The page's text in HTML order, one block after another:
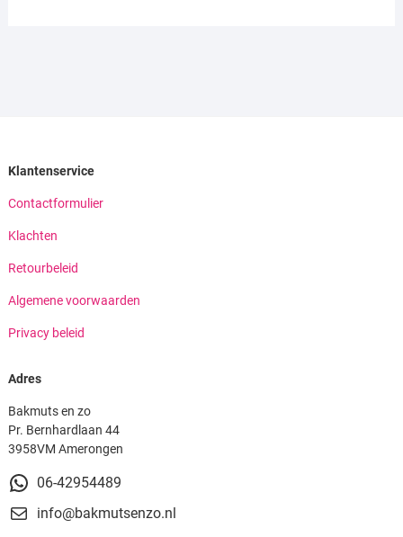
Klantenservice
Contactformulier
Klachten
Retourbeleid
Algemene voorwaarden
Privacy beleid
Adres
Bakmuts en zo
Pr. Bernhardlaan 44
3958VM Amerongen
06-42954489
info@bakmutsenzo.nl